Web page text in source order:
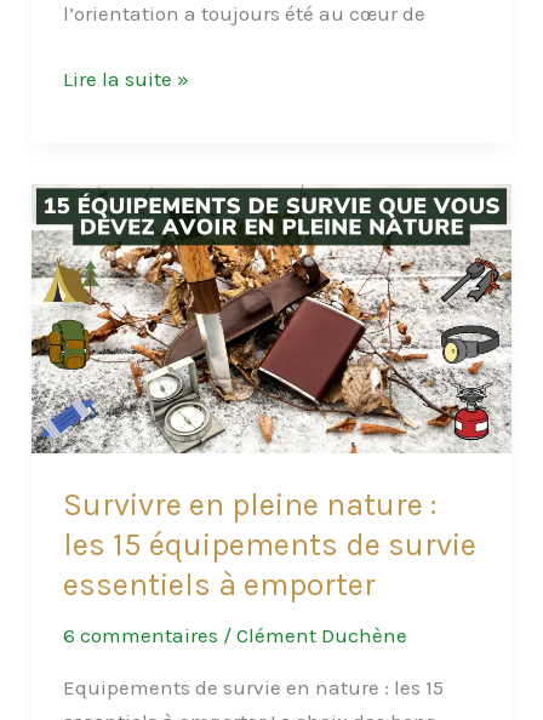
l’orientation a toujours été au cœur de
Top
Meilleures
Boussoles
de
Randonnée
2024
:
Guide
d’Achat
Lire la suite »
Survivre en pleine nature :
les 15 équipements de survie
essentiels à emporter
6 commentaires / Clément Duchène
Equipements de survie en nature : les 15